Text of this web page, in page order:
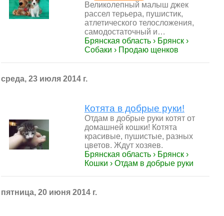
Великолепный малыш джек
рассел терьера, пушистик,
атлетического телосложения,
самодостаточный и…
Брянская область › Брянск ›
Собаки › Продаю щенков
среда, 23 июля 2014 г.
Котята в добрые руки!
Отдам в добрые руки котят от
домашней кошки! Котята
красивые, пушистые, разных
цветов. Ждут хозяев.
Брянская область › Брянск ›
Кошки › Отдам в добрые руки
пятница, 20 июня 2014 г.